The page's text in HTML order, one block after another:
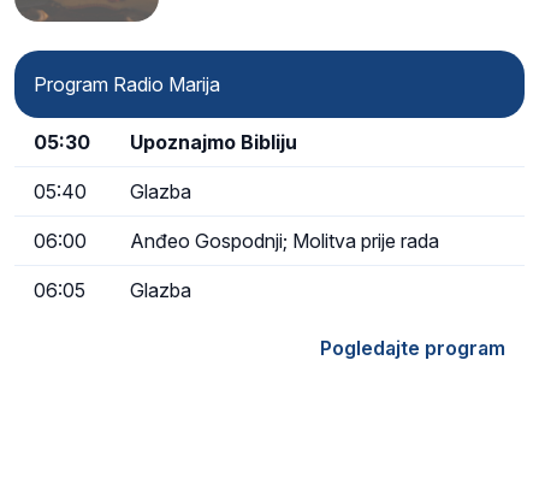
Program Radio Marija
05:30 Upoznajmo Bibliju
05:40 Glazba
06:00 Anđeo Gospodnji; Molitva prije rada
06:05 Glazba
Pogledajte program